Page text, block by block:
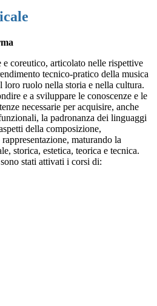
coreutico, articolato nelle rispettive
tecnico-pratico della musica
loro ruolo nella storia e nella cultura.
e a sviluppare le conoscenze e le
necessarie per acquisire, anche
la padronanza dei linguaggi
della composizione,
maturando la
storica, estetica, teorica e tecnica.
stati attivati i corsi di: